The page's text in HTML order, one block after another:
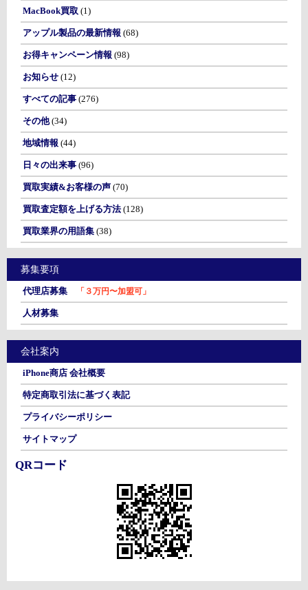
MacBook買取 (1)
アップル製品の最新情報 (68)
お得キャンペーン情報 (98)
お知らせ(12)
すべての記事(276)
その他(34)
地域情報 (44)
日々の出来事(96)
買取実績&お客様の声(70)
買取査定額を上げる方法(128)
買取業界の用語集(38)
募集要項
代理店募集 「３万円〜加盟可」
人材募集
会社案内
iPhone商店 会社概要
特定商取引法に基づく表記
プライバシーポリシー
サイトマップ
QRコード